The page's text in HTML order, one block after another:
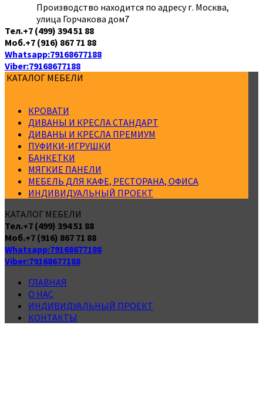
Производство находится по адресу г. Москва,
улица Горчакова дом7
Тел.+7 (499) 394 51 88
Моб.+7 (916) 867 71 88
Whatsapp:79168677188
Viber:79168677188
КАТАЛОГ МЕБЕЛИ
КРОВАТИ
ДИВАНЫ И КРЕСЛА СТАНДАРТ
ДИВАНЫ И КРЕСЛА ПРЕМИУМ
ПУФИКИ-ИГРУШКИ
БАНКЕТКИ
МЯГКИЕ ПАНЕЛИ
МЕБЕЛЬ ДЛЯ КАФЕ, РЕСТОРАНА, ОФИСА
ИНДИВИДУАЛЬНЫЙ ПРОЕКТ
КАТАЛОГ МЕБЕЛИ
Тел.+7 (499) 394 51 88
Моб.+7 (916) 867 71 88
Whatsapp:79168677188
Viber:79168677188
ГЛАВНАЯ
О НАС
ИНДИВИДУАЛЬНЫЙ ПРОЕКТ
КОНТАКТЫ